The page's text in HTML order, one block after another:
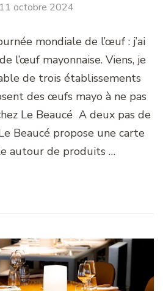
11 octobre 2024
mondiale de l’œuf : j’ai
l’œuf mayonnaise. Viens, je
de trois établissements
des œufs mayo à ne pas
Le Beaucé A deux pas de
Beaucé propose une carte
autour de produits …